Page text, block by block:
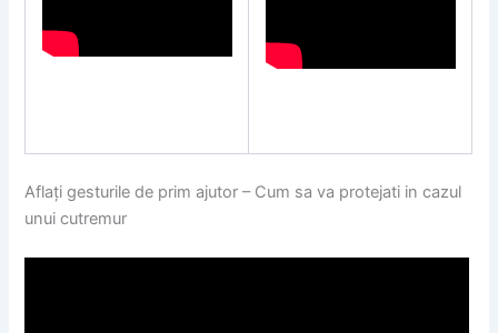
Aflați gesturile de prim ajutor – Cum sa va protejati in cazul
unui cutremur